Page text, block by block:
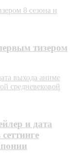
8 сезона и
тизером
выхода аниме
средневековой
и дата